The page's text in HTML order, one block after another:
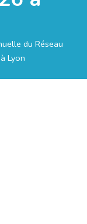
du Réseau
Lyon